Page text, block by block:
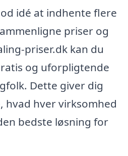
idé at indhente flere
priser og
priser.dk kan du
og uforpligtende
Dette giver dig
hvad hver virksomhed
bedste løsning for